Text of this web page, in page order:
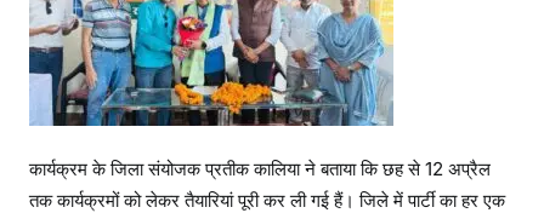
कार्यक्रम के जिला संयोजक प्रतीक कालिया ने बताया कि छह से 12 अप्रैल
तक कार्यक्रमों को लेकर तैयारियां पूरी कर ली गई हैं। जिले में पार्टी का हर एक